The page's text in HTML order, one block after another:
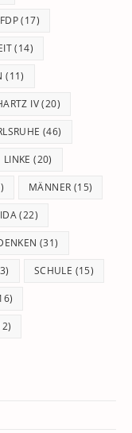
FDP(17)
(14)
(11)
IV(20)
(46)
LINKE (20)
MÄNNER (15)
(22)
(31)
SCHULE (15)